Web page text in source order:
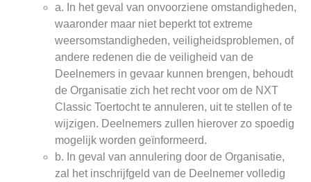
a. In het geval van onvoorziene omstandigheden,
waaronder maar niet beperkt tot extreme
weersomstandigheden, veiligheidsproblemen, of
andere redenen die de veiligheid van de
Deelnemers in gevaar kunnen brengen, behoudt
de Organisatie zich het recht voor om de NXT
Classic Toertocht te annuleren, uit te stellen of te
wijzigen. Deelnemers zullen hierover zo spoedig
mogelijk worden geïnformeerd.
b. In geval van annulering door de Organisatie,
zal het inschrijfgeld van de Deelnemer volledig